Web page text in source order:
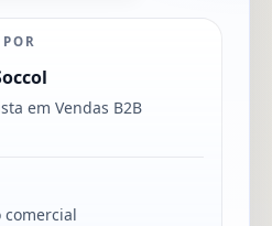
em Vendas B2B
comercial